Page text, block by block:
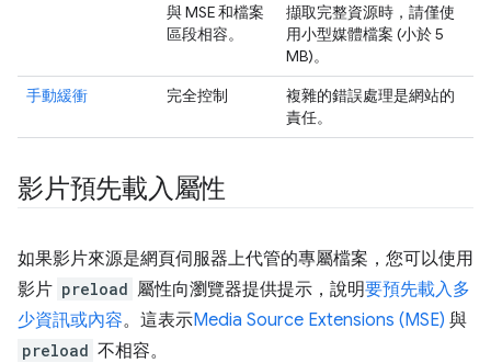
與 MSE 和檔案
區段相容。
擷取完整資源時，請僅使
用小型媒體檔案 (小於 5
MB)。
手動緩衝
完全控制
複雜的錯誤處理是網站的
責任。
影片預先載入屬性
如果影片來源是網頁伺服器上代管的專屬檔案，您可以使用
影片 preload 屬性向瀏覽器提供提示，說明要預先載入多
少資訊或內容。這表示Media Source Extensions (MSE) 與
preload 不相容。